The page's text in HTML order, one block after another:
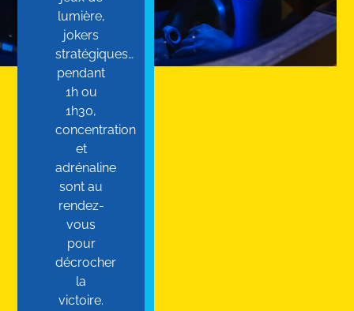
lumière,
jokers
stratégiques…
pendant
1h ou
1h30,
concentration
et
adrénaline
sont au
rendez-
vous
pour
décrocher
la
victoire.